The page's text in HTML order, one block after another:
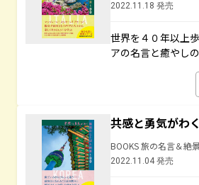
2022.11.18 発売
世界を４０年以上
アの名言と癒やし
共感と勇気がわ
BOOKS 旅の名言＆絶景
2022.11.04 発売